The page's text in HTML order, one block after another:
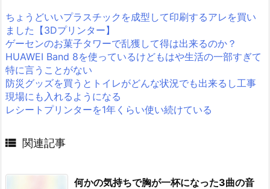
ちょうどいいプラスチックを成型して印刷するアレを買い
ました【3Dプリンター】
ゲーセンのお菓子タワーで乱獲して得は出来るのか？
HUAWEI Band 8を使っているけどもはや生活の一部すぎて
特に言うことがない
防災グッズを買うとトイレがどんな状況でも出来るし工事
現場にも入れるようになる
レシートプリンターを1年くらい使い続けている
 関連記事
何かの気持ちで胸が一杯になった3曲の音